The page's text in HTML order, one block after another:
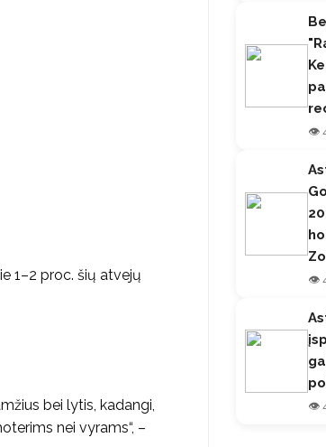
1–2 proc. šių atvejų
bei lytis, kadangi,
nei vyrams“, –
👁️
👁️
👁️